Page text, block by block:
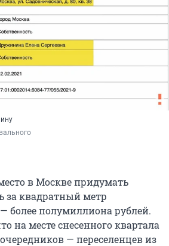
в Москве придумать
за квадратный метр
более полумиллиона рублей.
на месте снесенного квартала
— переселенцев из